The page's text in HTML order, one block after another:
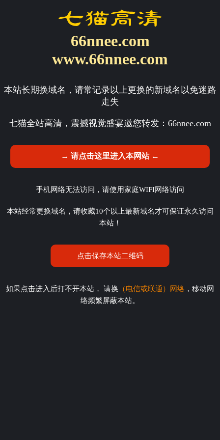
66nnee.com
www.66nnee.com
本站长期换域名，请常记录以上更换的新域名以免迷路
走失
七猫全站高清，震撼视觉盛宴邀您转发： 66nnee.com
→ 请点击这里进入本网站 ←
手机网络无法访问，请使用家庭WIFI网络访问
本站经常更换域名，请收藏10个以上最新域名才可保证永久访问
本站！
点击保存本站二维码
如果点击进入后打不开本站， 请换 （电信或联通）网络 ，移动网
络频繁屏蔽本站。